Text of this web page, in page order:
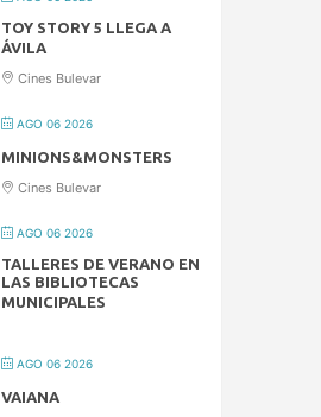
TOY STORY 5 LLEGA A
ÁVILA
Cines Bulevar
AGO 06 2026
MINIONS&MONSTERS
Cines Bulevar
AGO 06 2026
TALLERES DE VERANO EN
LAS BIBLIOTECAS
MUNICIPALES
AGO 06 2026
VAIANA